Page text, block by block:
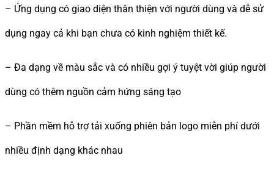
– Ứng dụng có giao diện thân thiện với người dùng và dễ sử
dụng ngay cả khi bạn chưa có kinh nghiệm thiết kế.
– Đa dạng về màu sắc và có nhiều gợi ý tuyệt vời giúp người
dùng có thêm nguồn cảm hứng sáng tạo
– Phần mềm hỗ trợ tải xuống phiên bản logo miễn phí dưới
nhiều định dạng khác nhau